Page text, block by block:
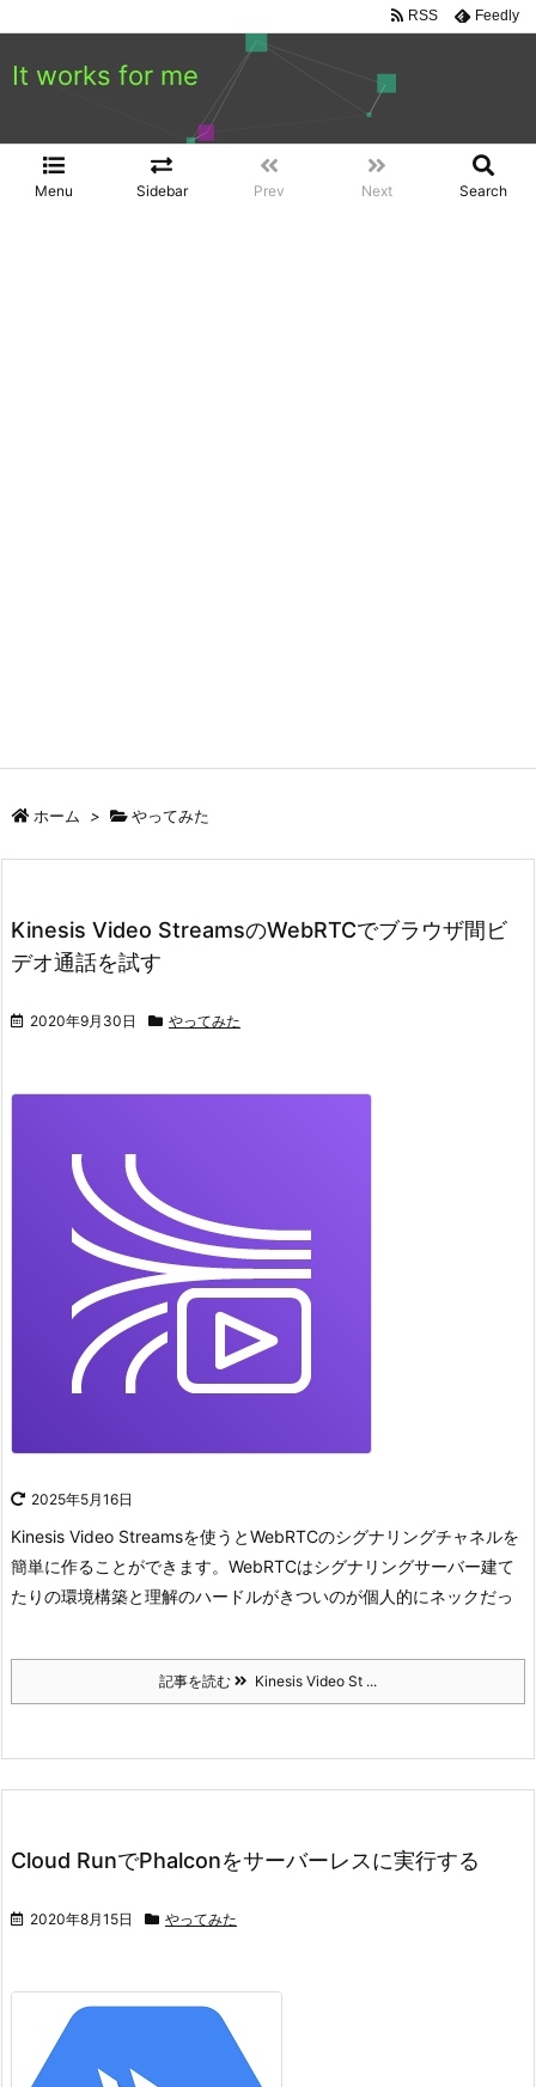
It works for me
Menu Sidebar Prev Next Search
RSS Feedly
ホーム > やってみた
Kinesis Video StreamsのWebRTCでブラウザ間ビ
デオ通話を試す
2020年9月30日 やってみた
2025年5月16日
Kinesis Video Streamsを使うとWebRTCのシグナリングチャネルを
簡単に作ることができます。 WebRTCはシグナリングサーバー建て
たりの環境構築と理解のハードルがきついのが個人的にネックだっ
記事を読む Kinesis Video St ...
Cloud RunでPhalconをサーバーレスに実行する
2020年8月15日 やってみた